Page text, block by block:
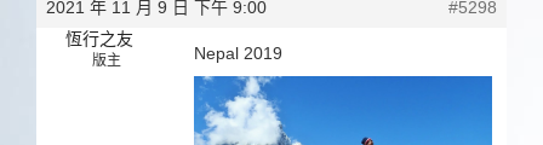
2021 年 11 月 9 日 下午 9:00
#5298
恆行之友
版主 Nepal 2019